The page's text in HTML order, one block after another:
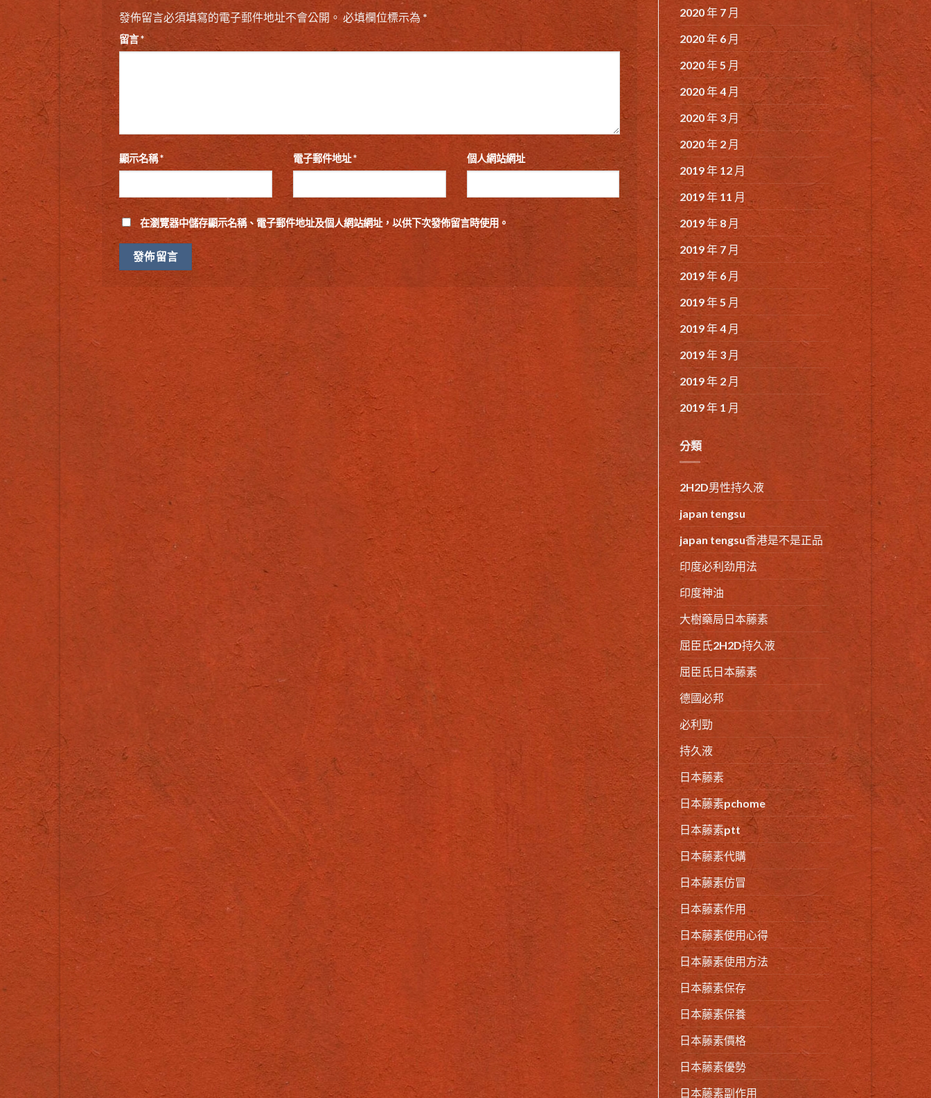
發佈留言必須填寫的電子郵件地址不會公開。 必填欄位標示為 *
留言*
顯示名稱* 電子郵件地址* 個人網站網址
在瀏覽器中儲存顯示名稱、電子郵件地址及個人網站網址，以供下次發佈留言時使用。
2020 年 7 月
2020 年 6 月
2020 年 5 月
2020 年 4 月
2020 年 3 月
2020 年 2 月
2019 年 12 月
2019 年 11 月
2019 年 8 月
2019 年 7 月
2019 年 6 月
2019 年 5 月
2019 年 4 月
2019 年 3 月
2019 年 2 月
2019 年 1 月
分類
2H2D男性持久液
japan tengsu
japan tengsu香港是不是正品
印度必利劲用法
印度神油
大樹藥局日本藤素
屈臣氏2H2D持久液
屈臣氏日本藤素
德國必邦
必利勁
持久液
日本藤素
日本藤素pchome
日本藤素ptt
日本藤素代購
日本藤素仿冒
日本藤素作用
日本藤素使用心得
日本藤素使用方法
日本藤素保存
日本藤素保養
日本藤素價格
日本藤素優勢
日本藤素副作用